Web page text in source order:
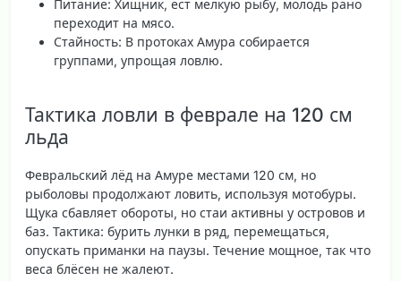
Питание: Хищник, ест мелкую рыбу, молодь рано
переходит на мясо.
Стайность: В протоках Амура собирается
группами, упрощая ловлю.
Тактика ловли в феврале на 120 см
льда
Февральский лёд на Амуре местами 120 см, но
рыболовы продолжают ловить, используя мотобуры.
Щука сбавляет обороты, но стаи активны у островов и
баз. Тактика: бурить лунки в ряд, перемещаться,
опускать приманки на паузы. Течение мощное, так что
веса блёсен не жалеют.